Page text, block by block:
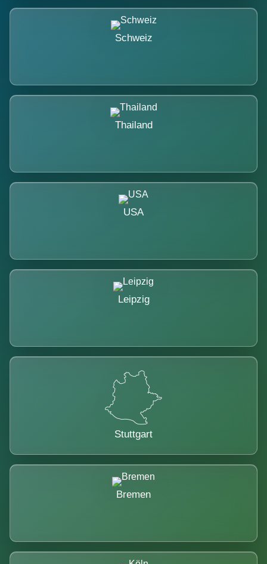
Schweiz
Thailand
USA
Leipzig
Stuttgart
Bremen